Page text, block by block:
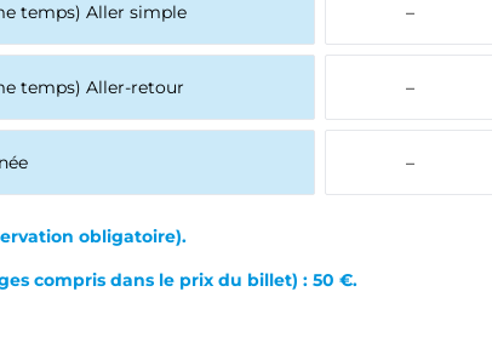
temps) Aller simple –
temps) Aller-retour –
–
obligatoire).
compris dans le prix du billet) : 50 €.